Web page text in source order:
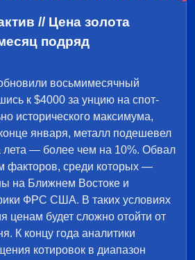
// Цена золота
подряд
восьмимесячный
к $4000 за унцию на спот-
исторического максимума,
января, металл подешевел
лета — более чем на 10%. Обвал
факторов, среди которых —
на Ближнем Востоке и
ФРС США. В таких условиях
ценам будет сложно отойти от
К концу года аналитики
котировок в диапазон